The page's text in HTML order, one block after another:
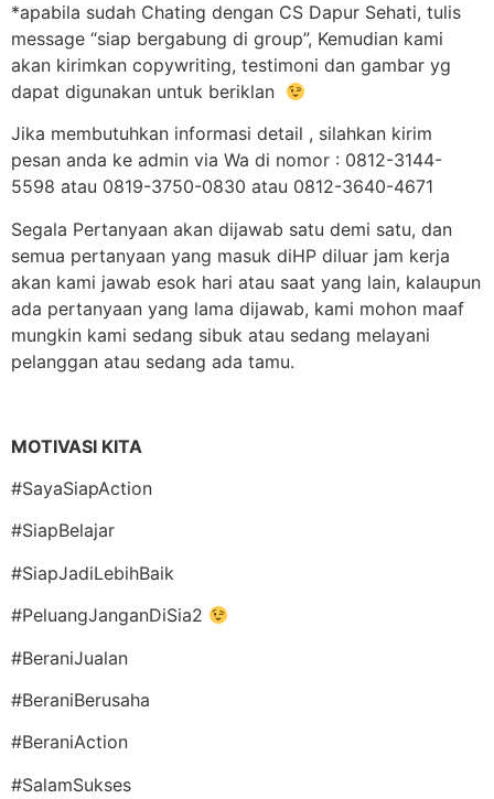
*apabila sudah Chating dengan CS Dapur Sehati, tulis
message “siap bergabung di group”, Kemudian kami
akan kirimkan copywriting, testimoni dan gambar yg
dapat digunakan untuk beriklan
Jika membutuhkan informasi detail , silahkan kirim
pesan anda ke admin via Wa di nomor : 0812-3144-
5598 atau 0819-3750-0830 atau 0812-3640-4671
Segala Pertanyaan akan dijawab satu demi satu, dan
semua pertanyaan yang masuk diHP diluar jam kerja
akan kami jawab esok hari atau saat yang lain, kalaupun
ada pertanyaan yang lama dijawab, kami mohon maaf
mungkin kami sedang sibuk atau sedang melayani
pelanggan atau sedang ada tamu.
MOTIVASI KITA
#SayaSiapAction
#SiapBelajar
#SiapJadiLebihBaik
#PeluangJanganDiSia2
#BeraniJualan
#BeraniBerusaha
#BeraniAction
#SalamSukses